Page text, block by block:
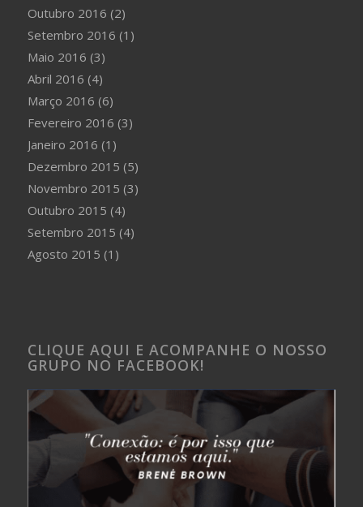
Outubro 2016 (2)
Setembro 2016 (1)
Maio 2016 (3)
Abril 2016 (4)
Março 2016 (6)
Fevereiro 2016 (3)
Janeiro 2016 (1)
Dezembro 2015 (5)
Novembro 2015 (3)
Outubro 2015 (4)
Setembro 2015 (4)
Agosto 2015 (1)
CLIQUE AQUI E ACOMPANHE O NOSSO
GRUPO NO FACEBOOK!